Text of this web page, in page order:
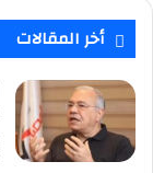
أخر المقالات